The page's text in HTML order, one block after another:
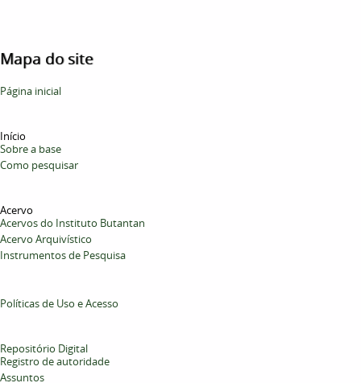
Mapa do site
Página inicial
Início
Sobre a base
Como pesquisar
Acervo
Acervos do Instituto Butantan
Acervo Arquivístico
Instrumentos de Pesquisa
Políticas de Uso e Acesso
Repositório Digital
Registro de autoridade
Assuntos